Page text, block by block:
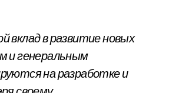
вклад в развитие новых
и генеральным
на разработке и